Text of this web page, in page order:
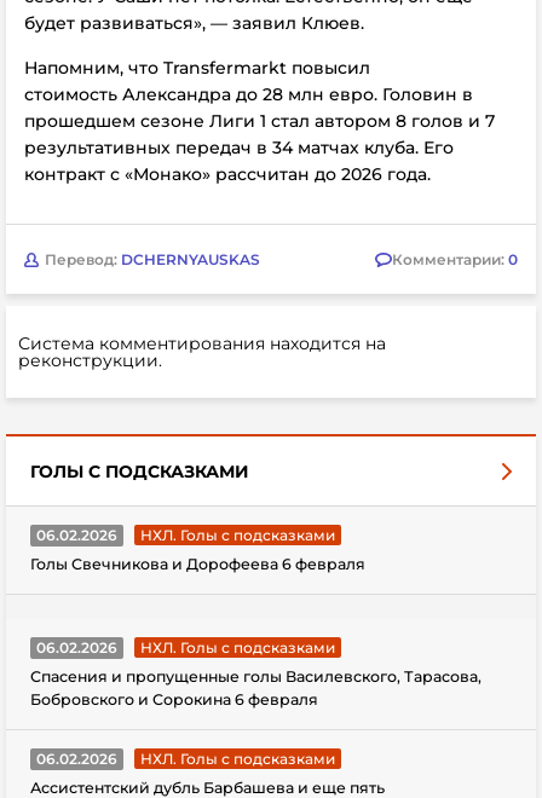
будет развиваться», — заявил Клюев.
Напомним, что Transfermarkt повысил
стоимость Александра до 28 млн евро. Головин в
прошедшем сезоне Лиги 1 стал автором 8 голов и 7
результативных передач в 34 матчах клуба. Его
контракт с «Монако» рассчитан до 2026 года.
Перевод: DCHERNYAUSKAS Комментарии: 0
Система комментирования находится на
реконструкции.
ГОЛЫ С ПОДСКАЗКАМИ
06.02.2026
НХЛ. Голы с подсказками
Голы Свечникова и Дорофеева 6 февраля
06.02.2026
НХЛ. Голы с подсказками
Спасения и пропущенные голы Василевского, Тарасова,
Бобровского и Сорокина 6 февраля
06.02.2026
НХЛ. Голы с подсказками
Ассистентский дубль Барбашева и еще пять